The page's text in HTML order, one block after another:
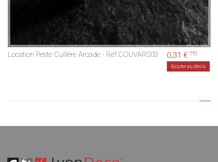
Location Petite Cuillère Arcade - Réf.COUVAR003 0,31 €TTC
Ajouter au devis